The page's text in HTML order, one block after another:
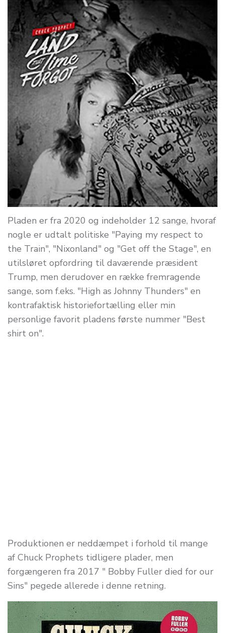
Pladen er fra 2020 og indeholder 12 sange, hvoraf
nogle er udtalt politiske "Paying my respect to
the Train", "Nixonland" og "Get off the Stage", en
utilsløret opfordring til daværende præsident
Trump, men derudover en række fremragende
sange, som f.eks. "High as Johnny Thunders" en
kontrafaktisk historiefortælling eller min
personlige favorit pladens første nummer "Best
shirt on".
Produktionen er neddæmpet i forhold til mange
af Chuck Prophets tidligere plader, men
forgængeren fra 2017 " Bobby Fuller died for our
Sins" pegede allerede i denne retning.